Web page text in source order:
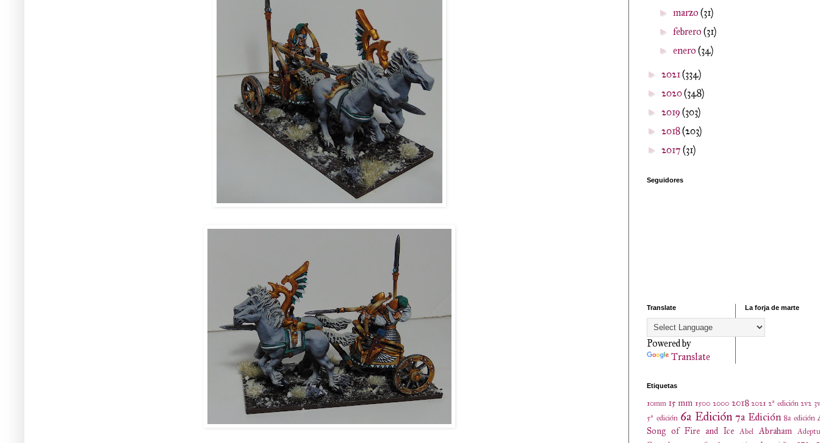
► marzo(31)
►febrero(31)
►enero(34)
► 2021(334)
► 2020(348)
► 2019 (303)
► 2018(203)
► 2017 (31)
Seguidores
Translate
Powered by
Translate
La forja de marte
Etiquetas
10mm 15 mm 1500 2000 2018 2021 2ª edición 2v2
5ª edición 6a Edición 7a Edición 8a edición
Song of Fire and Ice Abel Abraham